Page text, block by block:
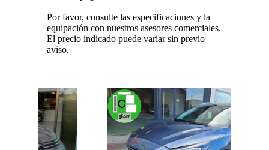
Por favor, consulte las especificaciones y la
equipación con nuestros asesores comerciales.
El precio indicado puede variar sin previo
aviso.